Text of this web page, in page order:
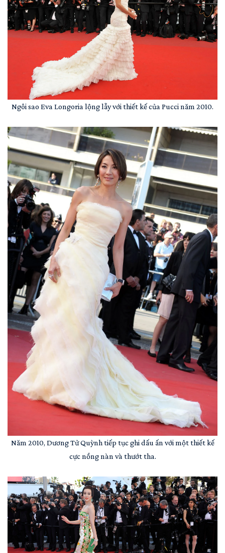
Ngôi sao Eva Longoria lộng lẫy với thiết kế của Pucci năm 2010.
Năm 2010, Dương Tử Quỳnh tiếp tục ghi dấu ấn với một thiết kế
cực nồng nàn và thướt tha.